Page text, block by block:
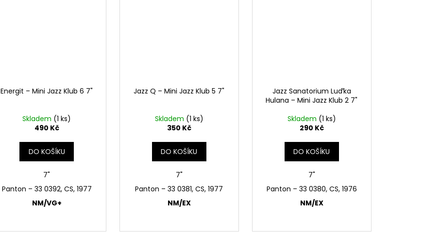
Energit – Mini Jazz Klub 6 7"
Skladem (1 ks)
490 Kč
DO KOŠÍKU
7"
Panton ‎– 33 0392, CS, 1977
NM/VG+
Jazz Q – Mini Jazz Klub 5 7"
Skladem (1 ks)
350 Kč
DO KOŠÍKU
7"
Panton ‎– 33 0381, CS, 1977
NM/EX
Jazz Sanatorium Luďka
Hulana – Mini Jazz Klub 2 7"
Skladem (1 ks)
290 Kč
DO KOŠÍKU
7"
Panton ‎– 33 0380, CS, 1976
NM/EX